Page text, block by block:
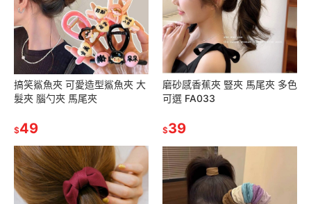
搞笑鯊魚夾 可愛造型鯊魚夾 大
髮夾 腦勺夾 馬尾夾
$49
磨砂感香蕉夾 豎夾 馬尾夾 多色
可選 FA033
$39